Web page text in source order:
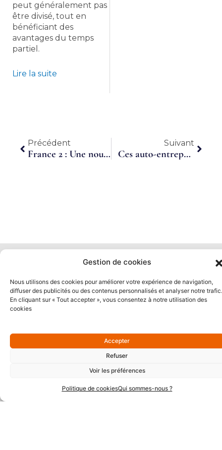
Gestion de cookies
Nous utilisons des cookies pour améliorer votre expérience de navigation,
diffuser des publicités ou des contenus personnalisés et analyser notre trafic.
En cliquant sur « Tout accepter », vous consentez à notre utilisation des
cookies
Accepter
Refuser
Voir les préférences
Politique de cookiesQui sommes-nous ?
peut généralement pas
être divisé, tout en
bénéficiant des
avantages du temps
partiel.
Lire la suite
Précédent
Précédent
France 2 : Une nouvelle façon de travailler « Le temps partagé »
Suivant
Ces auto-entrepreneurs qui cumulent plusieurs métiers
Partenaires Argent